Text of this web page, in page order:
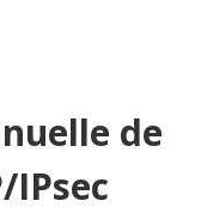
de
IPsec